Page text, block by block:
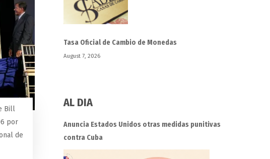
Bill
por
de
Tasa Oficial de Cambio de Monedas
August 7, 2026
AL DIA
Anuncia Estados Unidos otras medidas punitivas
contra Cuba